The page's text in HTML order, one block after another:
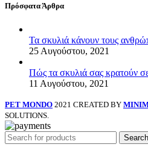
Πρόσφατα Άρθρα
Τα σκυλιά κάνουν τους
25 Αυγούστου, 2021
Πώς τα σκυλιά σας κρατούν
11 Αυγούστου, 2021
PET MONDO 2021 CREATED BY
SOLUTIONS.
Search